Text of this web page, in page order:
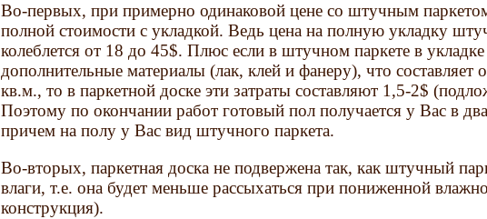
Во-первых, при примерно одинаковой цене со штучным
полной стоимости с укладкой. Ведь цена на полную укладку
колеблется от 18 до 45$. Плюс если в штучном паркете в укладке
дополнительные материалы (лак, клей и фанеру), что составляет
кв.м., то в паркетной доске эти затраты составляют 1,5-2$
Поэтому по окончании работ готовый пол получается у Вас в
причем на полу у Вас вид штучного паркета.
Во-вторых, паркетная доска не подвержена так, как штучный
влаги, т.е. она будет меньше рассыхаться при пониженной
конструкция).